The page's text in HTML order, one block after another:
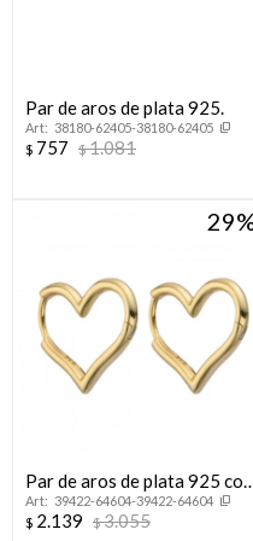
Par de aros de plata 925.
38180-62405-38180-62405
$ 757 $1.081
29
Par de aros de plata 925 con
baño de oro amarillo,
CORAZON.
39422-64604-39422-64604
$ 2.139 $3.055